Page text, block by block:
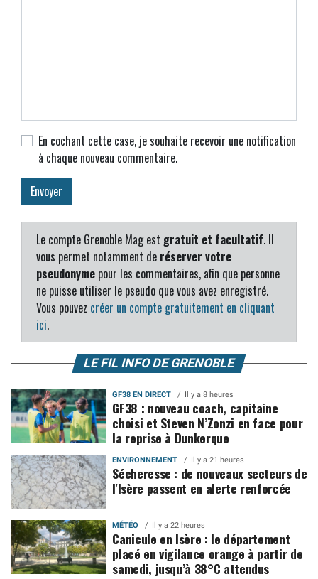
En cochant cette case, je souhaite recevoir une notification
à chaque nouveau commentaire.
Le compte Grenoble Mag est gratuit et facultatif. Il
vous permet notamment de réserver votre
pseudonyme pour les commentaires, afin que personne
ne puisse utiliser le pseudo que vous avez enregistré.
Vous pouvez créer un compte gratuitement en cliquant
ici.
LE FIL INFO DE GRENOBLE
GF38 EN DIRECT Il y a 8 heures
GF38 : nouveau coach, capitaine
choisi et Steven N’Zonzi en face pour
la reprise à Dunkerque
ENVIRONNEMENT Il y a 21 heures
Sécheresse : de nouveaux secteurs de
l'Isère passent en alerte renforcée
MÉTÉO Il y a 22 heures
Canicule en Isère : le département
placé en vigilance orange à partir de
samedi, jusqu’à 38°C attendus